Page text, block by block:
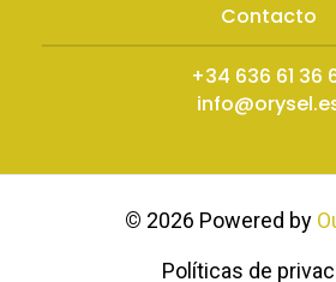
Contacto
+34 636 61 36
© 2026 Powered by
Políticas de